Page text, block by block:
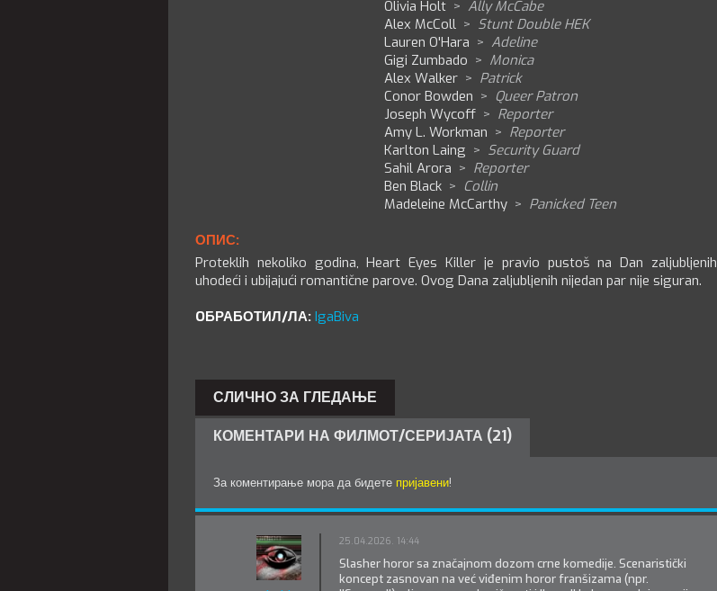
Olivia Holt > Ally McCabe
Alex McColl > Stunt Double HEK
Lauren O'Hara > Adeline
Gigi Zumbado > Monica
Alex Walker > Patrick
Conor Bowden > Queer Patron
Joseph Wycoff > Reporter
Amy L. Workman > Reporter
Karlton Laing > Security Guard
Sahil Arora > Reporter
Ben Black > Collin
Madeleine McCarthy > Panicked Teen
ОПИС:
Proteklih nekoliko godina, Heart Eyes Killer je pravio pustoš na Dan zaljubljenih
uhodeći i ubijajući romantične parove. Ovog Dana zaljubljenih nijedan par nije siguran.
OБРАБОТИЛ/ЛА: IgaBiva
СЛИЧНО ЗА ГЛЕДАЊЕ
КОМЕНТАРИ НА ФИЛМОТ/СЕРИЈАТА (21)
За коментирање мора да бидете пријавени!
25.04.2026. 14:44
Slasher horor sa značajnom dozom crne komedije. Scenaristički
koncept zasnovan na već viđenim horor franšizama (npr.